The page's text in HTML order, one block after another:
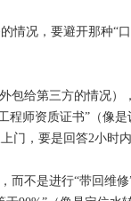
况，要避开那种“
给第三方的情况）
师资质证书”（像是
，要是回答2小时
不是进行“带回维修”